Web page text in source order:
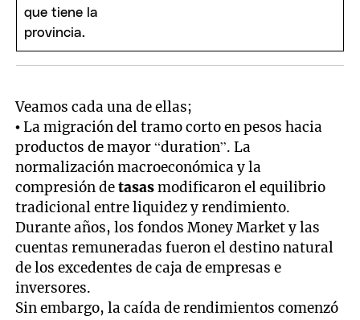
Veamos cada una de ellas;
• La migración del tramo corto en pesos hacia
productos de mayor “duration”. La
normalización macroeconómica y la
compresión detasasmodificaron el equilibrio
tradicional entre liquidez y rendimiento.
Durante años, los fondos Money Market y las
cuentas remuneradas fueron el destino natural
de los excedentes de caja de empresas e
inversores.
Sin embargo, la caída de rendimientos comenzó